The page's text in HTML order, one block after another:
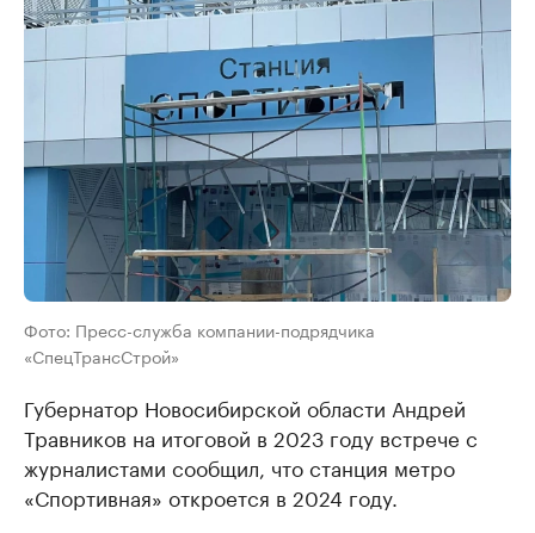
Фото: Пресс-служба компании-подрядчика
«СпецТрансСтрой»
Губернатор Новосибирской области Андрей
Травников на итоговой в 2023 году встрече с
журналистами сообщил, что станция метро
«Спортивная» откроется в 2024 году.